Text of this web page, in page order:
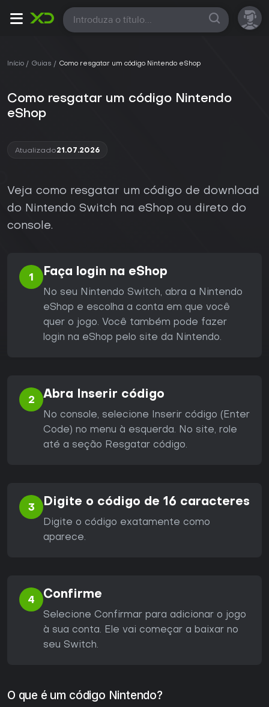
Todas
Início Guias Como resgatar um código Nintendo eShop
Como resgatar um código Nintendo
eShop
Atualizado21.07.2026
Veja como resgatar um código de download
do Nintendo Switch na eShop ou direto do
console.
1 Faça login na eShop
No seu Nintendo Switch, abra a Nintendo
eShop e escolha a conta em que você
quer o jogo. Você também pode fazer
login na eShop pelo site da Nintendo.
2 Abra Inserir código
No console, selecione Inserir código (Enter
Code) no menu à esquerda. No site, role
até a seção Resgatar código.
3 Digite o código de 16 caracteres
Digite o código exatamente como
aparece.
4 Confirme
Selecione Confirmar para adicionar o jogo
à sua conta. Ele vai começar a baixar no
seu Switch.
O que é um código Nintendo?